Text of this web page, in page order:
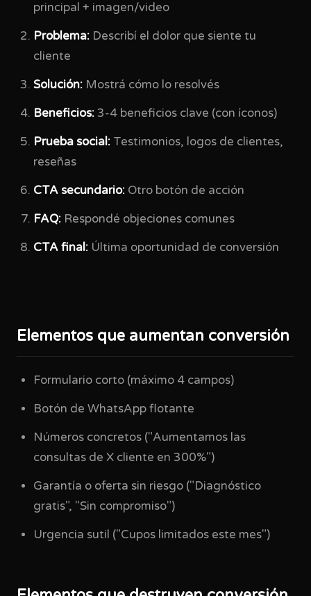
principal + imagen/video
Problema: Describí el dolor que siente tu
cliente
Solución: Mostrá cómo lo resolvés
Beneficios: 3-4 beneficios clave (con íconos)
Prueba social: Testimonios, logos de clientes,
reseñas
CTA secundario: Otro botón de acción
FAQ: Respondé objeciones comunes
CTA final: Última oportunidad de conversión
Elementos que aumentan conversión
Formulario corto (máximo 4 campos)
Botón de WhatsApp flotante
Números concretos ("Aumentamos las
consultas de X cliente en 300%")
Garantía o oferta sin riesgo ("Diagnóstico
gratis", "Sin compromiso")
Urgencia sutil ("Cupos limitados este mes")